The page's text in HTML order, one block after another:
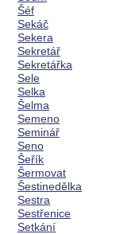
Šéf
Sekáč
Sekera
Sekretář
Sekretářka
Sele
Selka
Šelma
Semeno
Seminář
Seno
Šeřík
Šermovat
Šestinedělka
Sestra
Sestřenice
Setkání